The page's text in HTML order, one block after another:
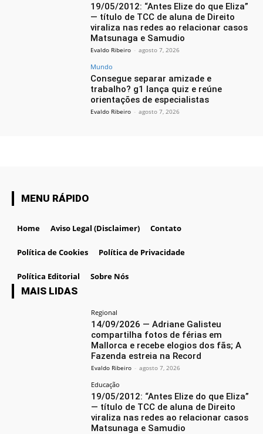
19/05/2012: “Antes Elize do que Eliza”
— título de TCC de aluna de Direito
viraliza nas redes ao relacionar casos
Matsunaga e Samudio
Evaldo Ribeiro - agosto 7, 2026
Mundo
Consegue separar amizade e
trabalho? g1 lança quiz e reúne
orientações de especialistas
Evaldo Ribeiro - agosto 7, 2026
MENU RÁPIDO
Home Aviso Legal (Disclaimer) Contato
Política de Cookies Política de Privacidade
Política Editorial Sobre Nós
MAIS LIDAS
Regional
14/09/2026 — Adriane Galisteu
compartilha fotos de férias em
Mallorca e recebe elogios dos fãs; A
Fazenda estreia na Record
Evaldo Ribeiro - agosto 7, 2026
Educação
19/05/2012: “Antes Elize do que Eliza”
— título de TCC de aluna de Direito
viraliza nas redes ao relacionar casos
Matsunaga e Samudio